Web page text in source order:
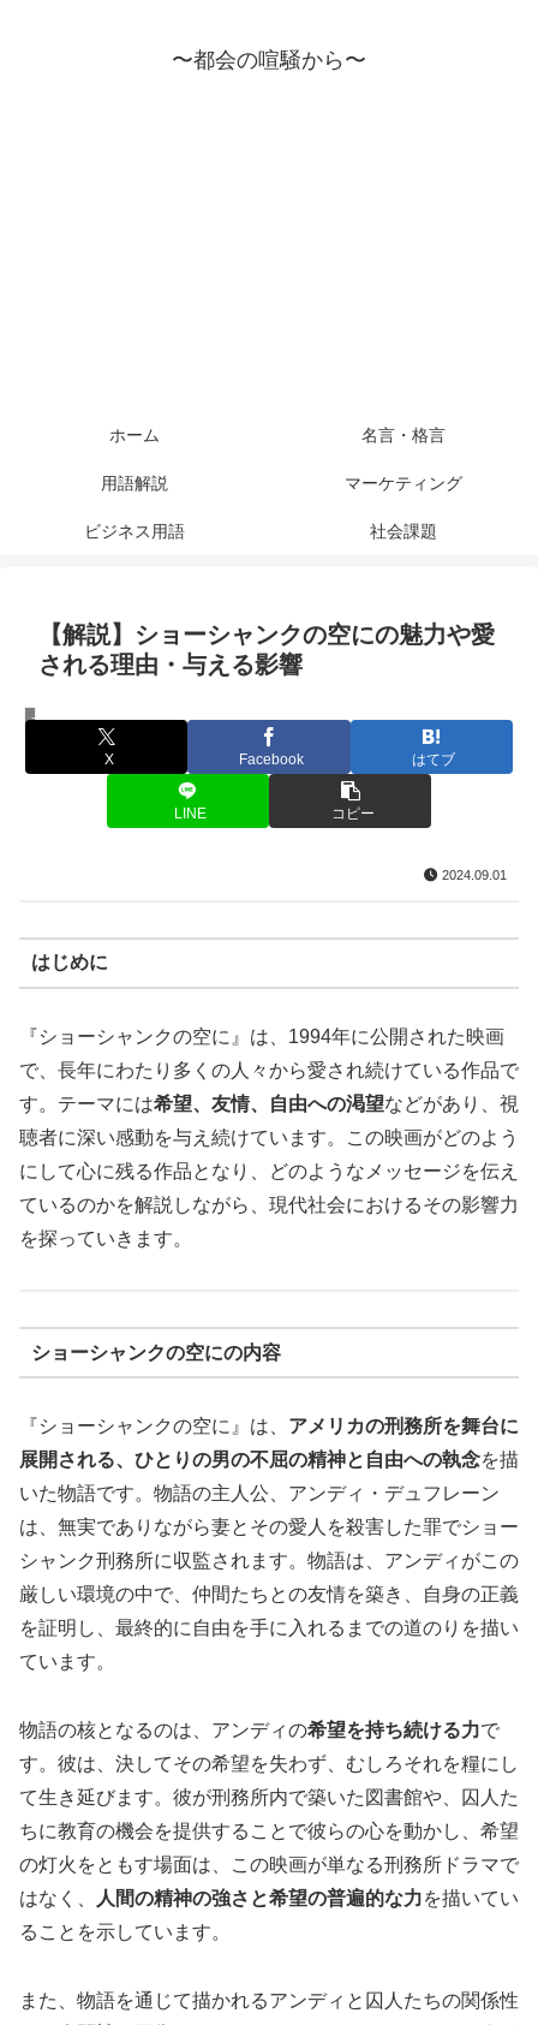
〜都会の喧騒から〜
ホーム 名言・格言
用語解説 マーケティング
ビジネス用語 社会課題
【解説】ショーシャンクの空にの魅力や愛
される理由・与える影響
コンテンツ
X Facebook はてブ
LINE コピー
2024.09.01
はじめに
『ショーシャンクの空に』は、1994年に公開された映画
で、長年にわたり多くの人々から愛され続けている作品で
す。テーマには希望、友情、自由への渇望などがあり、視
聴者に深い感動を与え続けています。この映画がどのよう
にして心に残る作品となり、どのようなメッセージを伝え
ているのかを解説しながら、現代社会におけるその影響力
を探っていきます。
ショーシャンクの空にの内容
『ショーシャンクの空に』は、 アメリカの刑務所を舞台に
展開される、ひとりの男の不屈の精神と自由への執念を描
いた物語です。物語の主人公、アンディ・デュフレーン
は、無実でありながら妻とその愛人を殺害した罪でショー
シャンク刑務所に収監されます。物語は、アンディがこの
厳しい環境の中で、仲間たちとの友情を築き、自身の正義
を証明し、最終的に自由を手に入れるまでの道のりを描い
ています。
物語の核となるのは、アンディの希望を持ち続ける力で
す。彼は、決してその希望を失わず、むしろそれを糧にし
て生き延びます。彼が刑務所内で築いた図書館や、囚人た
ちに教育の機会を提供することで彼らの心を動かし、希望
の灯火をともす場面は、この映画が単なる刑務所ドラマで
はなく、
人間の精神の強さと希望の普遍的な力を描いてい
ることを示しています。
また、物語を通じて描かれるアンディと囚人たちの関係性